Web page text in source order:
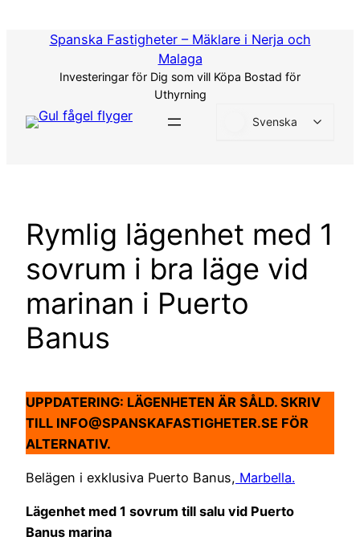
Spanska Fastigheter – Mäklare i Nerja och
Malaga
Investeringar för Dig som vill Köpa Bostad för
Uthyrning
Svenska
Rymlig lägenhet med 1
sovrum i bra läge vid
marinan i Puerto
Banus
UPPDATERING: LÄGENHETEN ÄR SÅLD. SKRIV
TILL INFO@SPANSKAFASTIGHETER.SE FÖR
ALTERNATIV.
Belägen i exklusiva Puerto Banus, Marbella.
Lägenhet med 1 sovrum till salu vid Puerto
Banus marina